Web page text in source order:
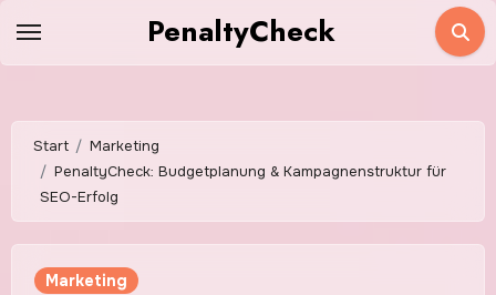
Inhalt
PenaltyCheck
Start
Marketing
PenaltyCheck: Budgetplanung & Kampagnenstruktur für
SEO-Erfolg
Marketing